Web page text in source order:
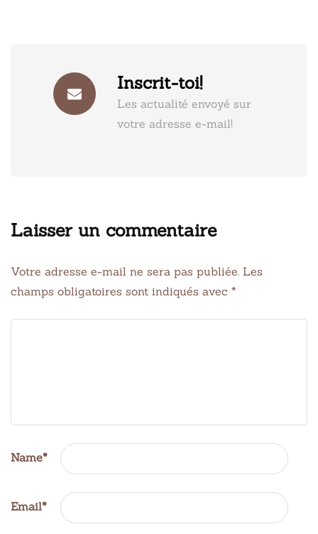
Inscrit-toi!
Les actualité envoyé sur
votre adresse e-mail!
Laisser un commentaire
Votre adresse e-mail ne sera pas publiée. Les
champs obligatoires sont indiqués avec *
Name*
Email*